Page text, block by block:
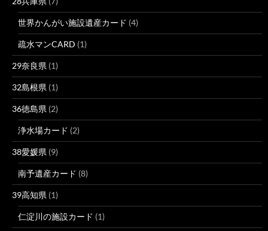
世界かんがい施設遺産カード (4)
疏水マンCARD (1)
29奈良県 (1)
32島根県 (1)
36徳島県 (2)
浄水場カード (2)
38愛媛県 (9)
南予遺産カード (8)
39高知県 (1)
仁淀川の施設カード (1)